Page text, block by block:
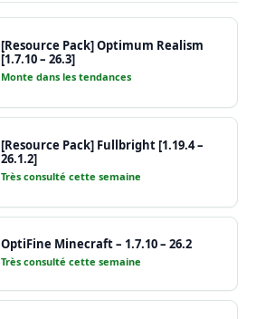
[Resource Pack] Optimum Realism
[1.7.10 – 26.3]
Monte dans les tendances
[Resource Pack] Fullbright [1.19.4 –
26.1.2]
Très consulté cette semaine
OptiFine Minecraft – 1.7.10 – 26.2
Très consulté cette semaine